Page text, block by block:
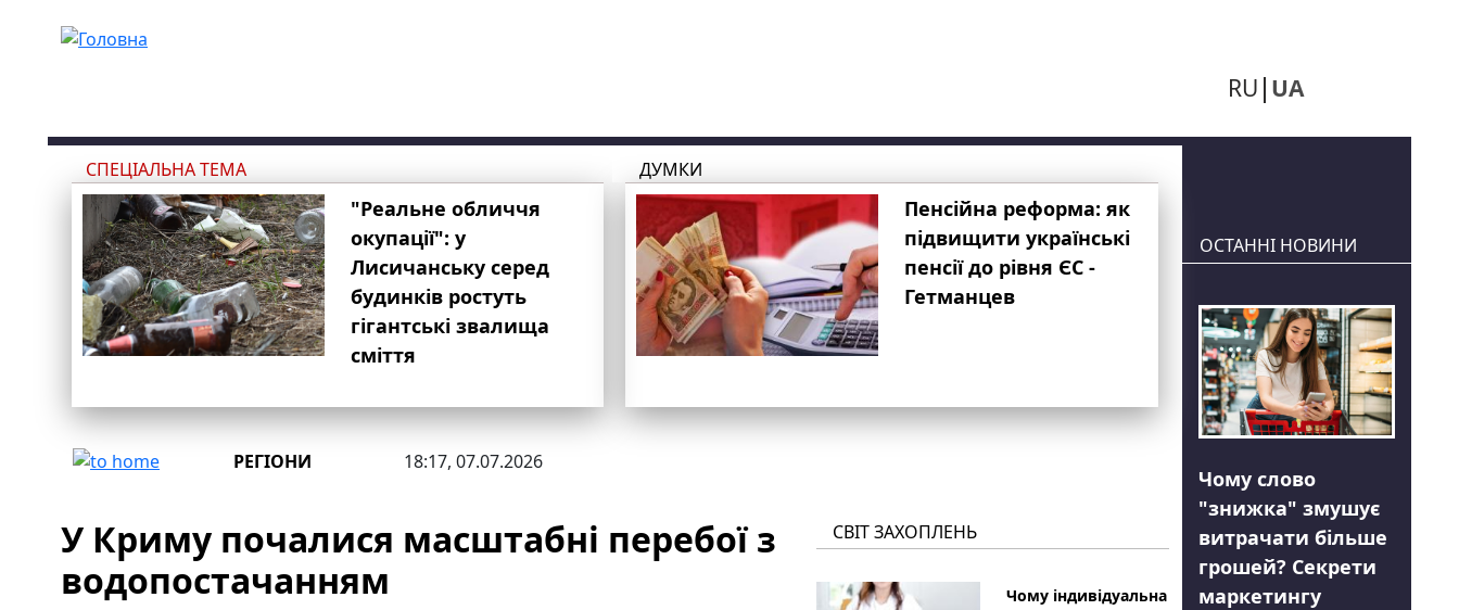
RU UA
СПЕЦІАЛЬНА ТЕМА
"Реальне обличчя
окупації": у
Лисичанську серед
будинків ростуть
гігантські звалища
сміття
ДУМКИ
Пенсійна реформа: як
підвищити українські
пенсії до рівня ЄС -
Гетманцев
РЕГІОНИ 18:17, 07.07.2026
У Криму почалися масштабні перебої з
водопостачанням
СВІТ ЗАХОПЛЕНЬ
Чому індивідуальна
ОСТАННІ НОВИНИ
Чому слово
"знижка" змушує
витрачати більше
грошей? Секрети
маркетингу